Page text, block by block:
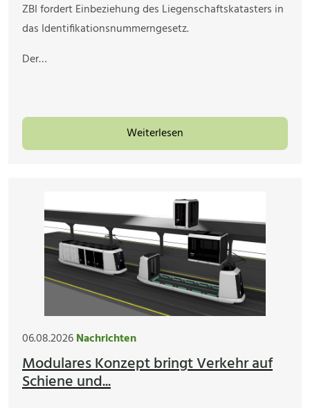
ZBI fordert Einbeziehung des Liegenschaftskatasters in
das Identifikationsnummerngesetz.
Der…
Weiterlesen
06.08.2026Nachrichten
Modulares Konzept bringt Verkehr auf
Schiene und...